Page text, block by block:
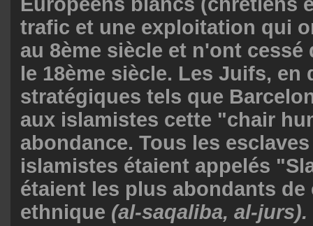
trafic et une exploitation qui
au 8ème siècle et n'ont cessé
le 18ème siècle. Les Juifs, en
stratégiques tels que
aux islamistes cette "chair
abondance. Tous les
islamistes étaient appelés
étaient les plus abondants de
ethnique (al-saqaliba, al-jurs).